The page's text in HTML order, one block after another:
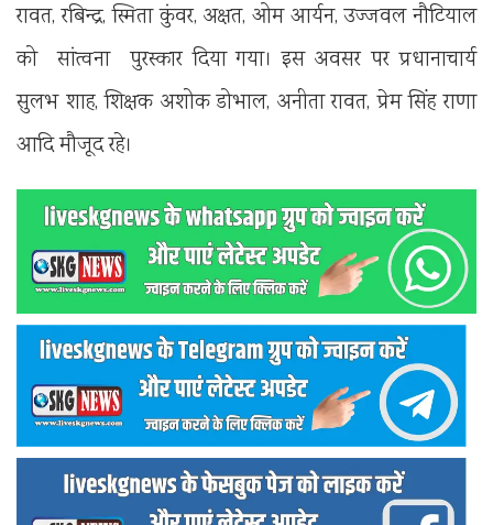
रावत, रबिन्द्र, स्मिता कुंवर, अक्षत, ओम आर्यन, उज्जवल नौटियाल
को सांत्वना पुरस्कार दिया गया। इस अवसर पर प्रधानाचार्य
सुलभ शाह, शिक्षक अशोक डोभाल, अनीता रावत, प्रेम सिंह राणा
आदि मौजूद रहे।